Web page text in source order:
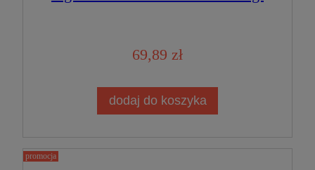
69,89 zł
dodaj do koszyka
promocja